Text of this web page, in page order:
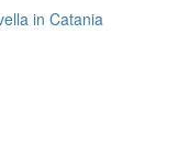
in Catania